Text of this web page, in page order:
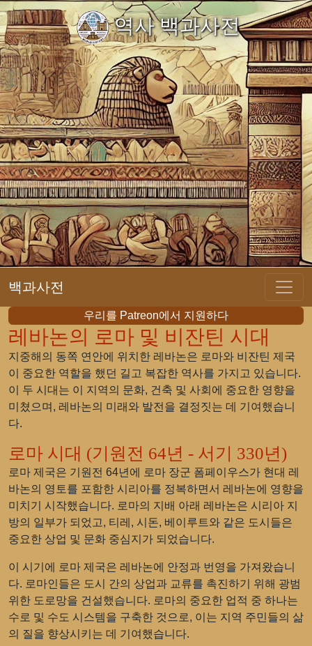
역사 백과사전
백과사전
우리를 Patreon에서 지원하다
레바논의 로마 및 비잔틴 시대
지중해의 동쪽 연안에 위치한 레바논은 로마와 비잔틴 제국
이 중요한 역할을 했던 길고 복잡한 역사를 가지고 있습니다.
이 두 시대는 이 지역의 문화, 건축 및 사회에 중요한 영향을
미쳤으며, 레바논의 미래와 발전을 결정짓는 데 기여했습니
다.
로마 시대 (기원전 64년 - 서기 330년)
로마 제국은 기원전 64년에 로마 장군 폼페이우스가 현대 레
바논의 영토를 포함한 시리아를 정복하면서 레바논에 영향을
미치기 시작했습니다. 로마의 지배 아래 레바논은 시리아 지
방의 일부가 되었고, 티레, 시돈, 베이루트와 같은 도시들은
중요한 상업 및 문화 중심지가 되었습니다.
이 시기에 로마 제국은 레바논에 안정과 번영을 가져왔습니
다. 로마인들은 도시 간의 상업과 교류를 촉진하기 위해 광범
위한 도로망을 건설했습니다. 로마의 중요한 업적 중 하나는
수로 및 수도 시스템을 구축한 것으로, 이는 지역 주민들의 삶
의 질을 향상시키는 데 기여했습니다.